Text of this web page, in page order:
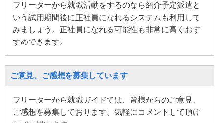
フリーターから就職活動をするのなら紹介予定派遣と
いう試用期間後に正社員になれるシステムも利用して
みましょう。正社員になれる可能性も非常に高くおす
すめできます。
ご意見、ご感想を募集しています
フリーターから就職ガイドでは、皆様からのご意見、
ご感想を募集しております。気軽にコメントして頂け